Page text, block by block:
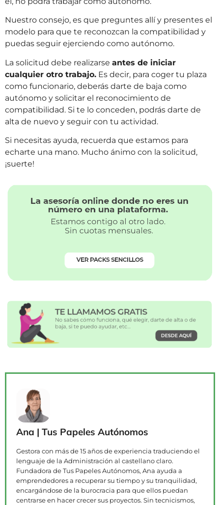
Nuestro consejo, es que preguntes allí y presentes el
modelo para que te reconozcan la compatibilidad y
puedas seguir ejerciendo como autónomo.
La solicitud debe realizarse antes de iniciar
cualquier otro trabajo. Es decir, para coger tu plaza
como funcionario, deberás darte de baja como
autónomo y solicitar el reconocimiento de
compatibilidad. Si te lo conceden, podrás darte de
alta de nuevo y seguir con tu actividad.
Si necesitas ayuda, recuerda que estamos para
echarte una mano. Mucho ánimo con la solicitud,
¡suerte!
Ana | Tus Papeles Autónomos
Gestora con más de 15 años de experiencia traduciendo el
lenguaje de la Administración al castellano claro.
Fundadora de Tus Papeles Autónomos, Ana ayuda a
emprendedores a recuperar su tiempo y su tranquilidad,
encargándose de la burocracia para que ellos puedan
centrarse en hacer crecer sus proyectos. Sin tecnicismos,